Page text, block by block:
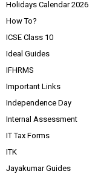
Holidays Calendar 2026
How To?
ICSE Class 10
Ideal Guides
IFHRMS
Important Links
Independence Day
Internal Assessment
IT Tax Forms
ITK
Jayakumar Guides